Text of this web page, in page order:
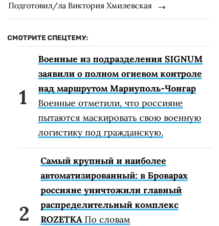
Подготовил/ла Виктория Хмилевская
СМОТРИТЕ СПЕЦТЕМУ:
Военные из подразделения SIGNUM
заявили о полном огневом контроле
над маршрутом Мариуполь-Чонгар
Военные отметили, что россияне
пытаются маскировать свою военную
логистику под гражданскую.
Самый крупный и наиболее
автоматизированный: в Броварах
россияне уничтожили главный
распределительный комплекс
ROZETKA По словам